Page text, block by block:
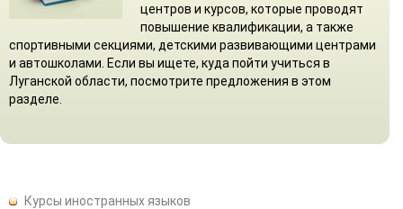
центров и курсов, которые проводят
повышение квалификации, а также
спортивными секциями, детскими развивающими центрами
и автошколами. Если вы ищете, куда пойти учиться в
Луганской области, посмотрите предложения в этом
разделе.
Курсы иностранных языков